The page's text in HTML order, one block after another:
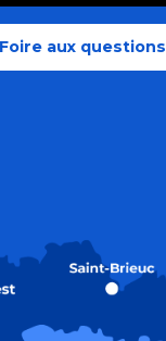
Foire aux questions